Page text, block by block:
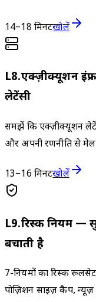
14–18 मिनटखोलें
L8.एक्ज़ीक्यूशन
लेटेंसी
समझें कि एक्ज़ीक्यूशन
और अपनी रणनीति से मेल
13–16 मिनटखोलें
L9.रिस्क नियम —
बचाती है
7-नियमों का रिस्क
पोज़िशन साइज़ कैप,